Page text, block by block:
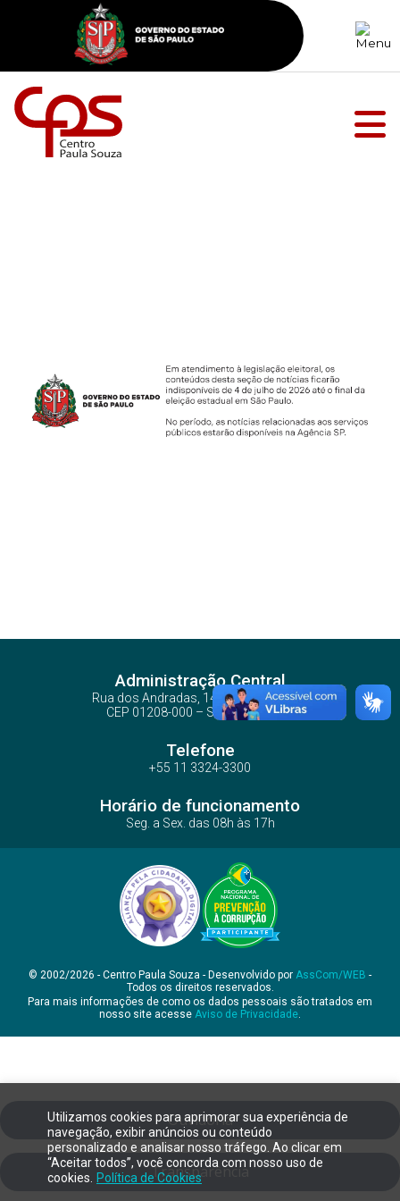
Utilizamos cookies para aprimorar sua experiência de
navegação, exibir anúncios ou conteúdo
personalizado e analisar nosso tráfego. Ao clicar em
“Aceitar todos”, você concorda com nosso uso de
cookies.
Política de Cookies
Administração Central
Rua dos Andradas, 140 - Santa Ifigênia
CEP 01208-000 – São Paulo – SP
Telefone
+55 11 3324-3300
Horário de funcionamento
Seg. a Sex. das 08h às 17h
© 2002/2026 - Centro Paula Souza - Desenvolvido por AssCom/WEB -
Todos os direitos reservados.
Para mais informações de como os dados pessoais são tratados em
nosso site acesse Aviso de Privacidade.
Ouvidoria
Transparência